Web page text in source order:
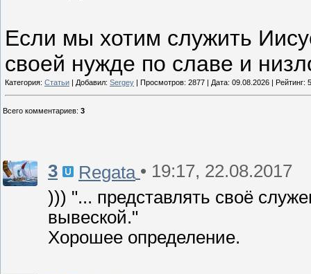
Если мы хотим служить
своей нужде по славе и
Категория: Статьи | Добавил: Sergey | Просмотров: 2877 | Дата: 09.08.2026 | Рейтинг:
Всего комментариев: 3
3 Regata • 19:17, 22.08.2017
))) "... представлять своё
вывеской."
Хорошее определение.